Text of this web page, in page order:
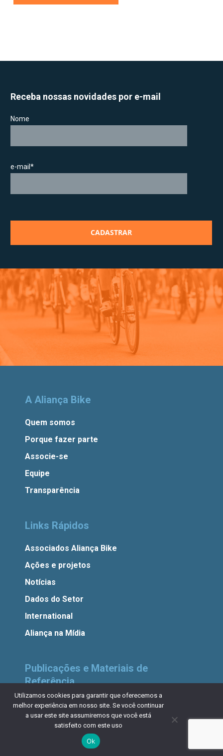
Receba nossas novidades por e-mail
Nome
e-mail*
A Aliança Bike
Quem somos
Porque fazer parte
Associe-se
Equipe
Transparência
Links Rápidos
Associados Aliança Bike
Ações e projetos
Notícias
Dados do Setor
International
Aliança na Mídia
Publicações e Materiais de
Referência
Bicicletas Elétricas
Comércio exterior
Utilizamos cookies para garantir que oferecemos a
melhor experiência em nosso site. Se você continuar
a usar este site assumiremos que você está
satisfeito com este uso
Ok